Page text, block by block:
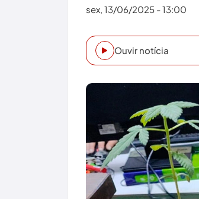
sex, 13/06/2025 - 13:00
Ouvir notícia